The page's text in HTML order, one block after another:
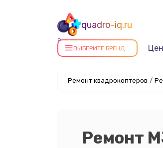
quadro-iq.ru
Ремонт квадрокоптеров в
Калининграде
ВЫБЕРИТЕ БРЕНД
Ремонт квадрокоптеров /
Ремонт